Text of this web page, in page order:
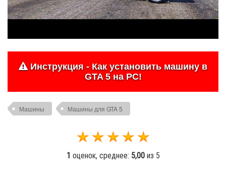
Инструкция - Как установить машину в
GTA 5 на PC!
Машины Машины для GTA 5
1 оценок, среднее: 5,00из 5